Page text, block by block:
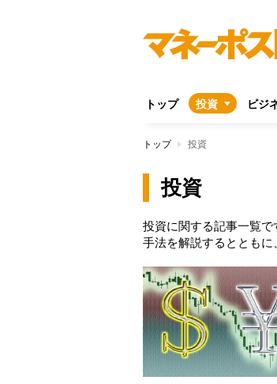
トップ 投資 ビジ
トップ 投資
投資
投資に関する記事一覧
手法を解説するとともに